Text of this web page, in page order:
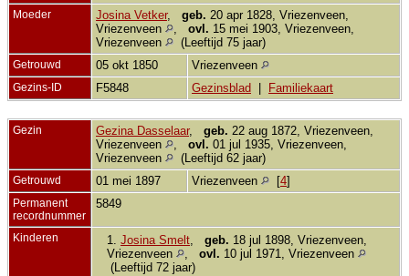
Moeder Josina Vetker, geb. 20 apr 1828, Vriezenveen,
Vriezenveen
ovl. 15 mei 1903, Vriezenveen,
Vriezenveen
(Leeftijd 75 jaar)
Getrouwd 05 okt 1850 Vriezenveen
Gezins-ID F5848 Gezinsblad Familiekaart
Gezin Gezina Dasselaar, geb. 22 aug 1872, Vriezenveen,
Vriezenveen
ovl. 01 jul 1935, Vriezenveen,
Vriezenveen
(Leeftijd 62 jaar)
Getrouwd 01 mei 1897 Vriezenveen [4]
Permanent
recordnummer
5849
Kinderen 1. Josina Smelt geb. 18 jul 1898, Vriezenveen,
Vriezenveen
ovl. 10 jul 1971, Vriezenveen
(Leeftijd 72 jaar)